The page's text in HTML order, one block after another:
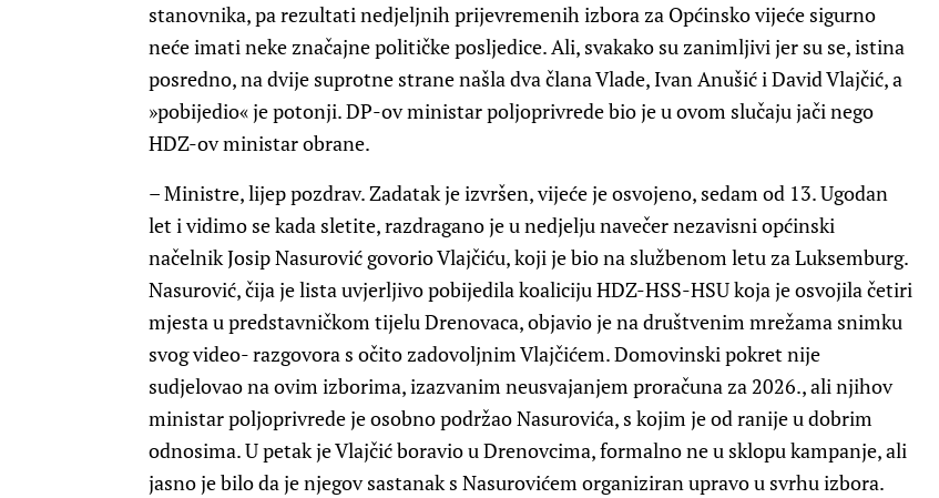
stanovnika, pa rezultati nedjeljnih prijevremenih izbora za Općinsko vijeće sigurno
neće imati neke značajne političke posljedice. Ali, svakako su zanimljivi jer su se, istina
posredno, na dvije suprotne strane našla dva člana Vlade, Ivan Anušić i David Vlajčić, a
»pobijedio« je potonji. DP-ov ministar poljoprivrede bio je u ovom slučaju jači nego
HDZ-ov ministar obrane.
– Ministre, lijep pozdrav. Zadatak je izvršen, vijeće je osvojeno, sedam od 13. Ugodan
let i vidimo se kada sletite, razdragano je u nedjelju navečer nezavisni općinski
načelnik Josip Nasurović govorio Vlajčiću, koji je bio na službenom letu za Luksemburg.
Nasurović, čija je lista uvjerljivo pobijedila koaliciju HDZ-HSS-HSU koja je osvojila četiri
mjesta u predstavničkom tijelu Drenovaca, objavio je na društvenim mrežama snimku
svog video- razgovora s očito zadovoljnim Vlajčićem. Domovinski pokret nije
sudjelovao na ovim izborima, izazvanim neusvajanjem proračuna za 2026., ali njihov
ministar poljoprivrede je osobno podržao Nasurovića, s kojim je od ranije u dobrim
odnosima. U petak je Vlajčić boravio u Drenovcima, formalno ne u sklopu kampanje, ali
jasno je bilo da je njegov sastanak s Nasurovićem organiziran upravo u svrhu izbora.